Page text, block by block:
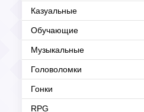
Казуальные
Обучающие
Музыкальные
Головоломки
Гонки
RPG